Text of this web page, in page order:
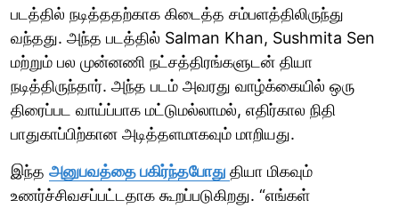
படத்தில் நடித்ததற்காக கிடைத்த சம்பளத்திலிருந்து
வந்தது. அந்த படத்தில் Salman Khan, Sushmita Sen
மற்றும் பல முன்னணி நட்சத்திரங்களுடன் தியா
நடித்திருந்தார். அந்த படம் அவரது வாழ்க்கையில் ஒரு
திரைப்பட வாய்ப்பாக மட்டுமல்லாமல், எதிர்கால நிதி
பாதுகாப்பிற்கான அடித்தளமாகவும் மாறியது.
இந்த அனுபவத்தை பகிர்ந்தபோது தியா மிகவும்
உணர்ச்சிவசப்பட்டதாக கூறப்படுகிறது. “எங்கள்